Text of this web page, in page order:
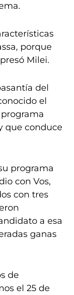
porque
Milei.
del
el
que conduce
programa
con Vos,
con tres
a esa
ganas
de
el 25 de